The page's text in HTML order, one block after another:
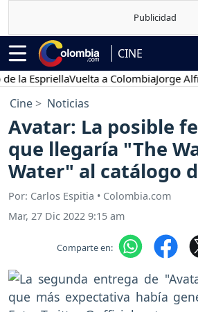
CINE
Vuelta a ColombiaJorge Alfredo
Cine Noticias
Avatar: La posible
que llegaría "The
Water" al catálogo
Por: Carlos Espitia • Colombia.com
Mar, 27 Dic 2022 9:15 am
Comparte en: